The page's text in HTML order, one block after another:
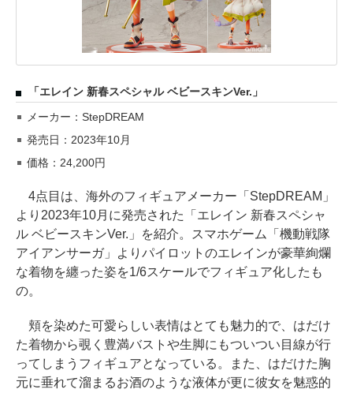
「エレイン 新春スペシャル ベビースキンVer.」
メーカー：StepDREAM
発売日：2023年10月
価格：24,200円
4点目は、海外のフィギュアメーカー「StepDREAM」
より2023年10月に発売された「エレイン 新春スペシャ
ル ベビースキンVer.」を紹介。スマホゲーム「機動戦隊
アイアンサーガ」よりパイロットのエレインが豪華絢爛
な着物を纏った姿を1/6スケールでフィギュア化したも
の。
頬を染めた可愛らしい表情はとても魅力的で、はだけ
た着物から覗く豊満バストや生脚にもついつい目線が行
ってしまうフィギュアとなっている。また、はだけた胸
元に垂れて溜まるお酒のような液体が更に彼女を魅惑的